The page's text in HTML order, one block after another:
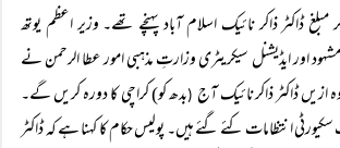
ڈاکٹر ذاکر نائیک اسلام آباد پہنچے تھے۔ وزیر اعظم یوتھ
اور ایڈیشنل سیکریٹری وزارتِ مذہبی امور عطا الرحمن نے
ازیں ڈاکٹر ذاکر نائیک آج (بدھ کو) کراچی کا دورہ کریں گے۔
انتظامات کئے گئے ہیں۔ پولیس حکام کا کہنا ہے کہ ڈاکٹر